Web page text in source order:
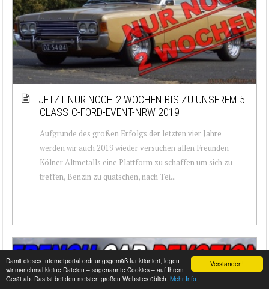
Verstanden!
Damit dieses Internetportal ordnungsgemäß funktioniert, legen
wir manchmal kleine Dateien – sogenannte Cookies – auf Ihrem
Gerät ab. Das ist bei den meisten großen Websites üblich. Mehr Info
JETZT NUR NOCH 2 WOCHEN BIS ZU UNSEREM 5.
CLASSIC-FORD-EVENT-NRW 2019
Aufgrunde des großen Erfolgs der letzten vier Jahre
werden wir auch 2019 wieder versuchen allen Freunden
Kölner Altmetalls eine Plattform zu schaffen um sich zu
treffen, Benzin zu quatschen, nach Tei...